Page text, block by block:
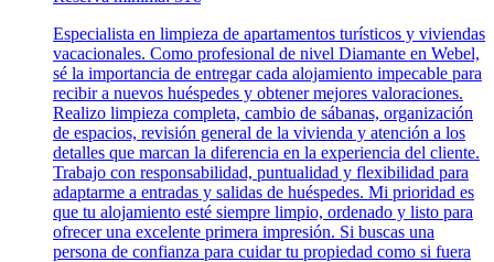
Especialista en limpieza de apartamentos turísticos y viviendas
vacacionales. Como profesional de nivel Diamante en Webel,
sé la importancia de entregar cada alojamiento impecable para
recibir a nuevos huéspedes y obtener mejores valoraciones.
Realizo limpieza completa, cambio de sábanas, organización
de espacios, revisión general de la vivienda y atención a los
detalles que marcan la diferencia en la experiencia del cliente.
Trabajo con responsabilidad, puntualidad y flexibilidad para
adaptarme a entradas y salidas de huéspedes. Mi prioridad es
que tu alojamiento esté siempre limpio, ordenado y listo para
ofrecer una excelente primera impresión. Si buscas una
persona de confianza para cuidar tu propiedad como si fuera